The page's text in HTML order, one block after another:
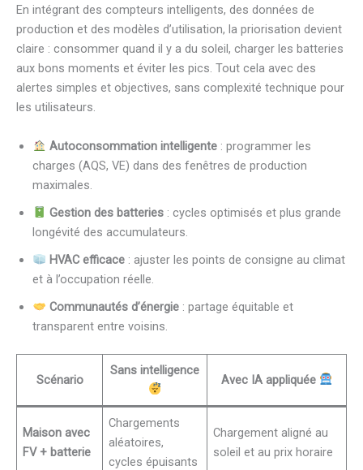
En intégrant des compteurs intelligents, des données de
production et des modèles d’utilisation, la priorisation devient
claire : consommer quand il y a du soleil, charger les batteries
aux bons moments et éviter les pics. Tout cela avec des
alertes simples et objectives, sans complexité technique pour
les utilisateurs.
Autoconsommation intelligente: programmer les
charges (AQS, VE) dans des fenêtres de production
maximales.
Gestion des batteries: cycles optimisés et plus grande
longévité des accumulateurs.
HVAC efficace: ajuster les points de consigne au climat
et à l’occupation réelle.
Communautés d’énergie: partage équitable et
transparent entre voisins.
Scénario
Sans intelligence
Avec IA appliquée
Maison avec
FV + batterie
Chargements
aléatoires,
cycles épuisants
Chargement aligné au
soleil et au prix horaire